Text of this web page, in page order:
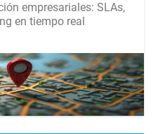
empresariales: SLAs,
en tiempo real